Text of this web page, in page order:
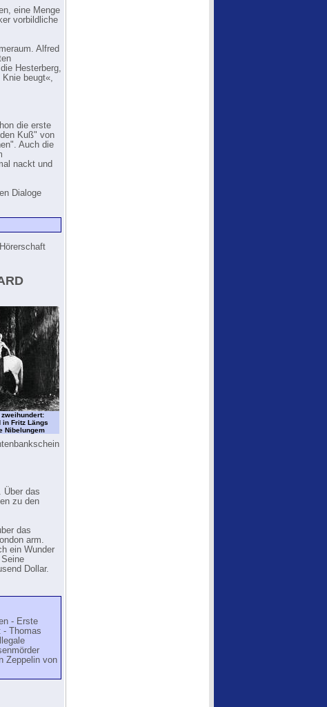
eine Menge
vorbildliche
Alfred
Hesterberg,
beugt«,
die erste
Kuß" von
Auch die
nackt und
Dialoge
in Fritz Längs
Nibelungem
Über das
zu den
das
arm.
ein Wunder
Dollar.
- Erste
- Thomas
Zeppelin von